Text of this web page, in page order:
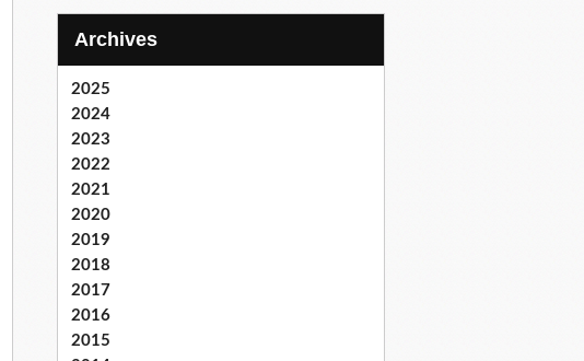
Archives
2025
2024
2023
2022
2021
2020
2019
2018
2017
2016
2015